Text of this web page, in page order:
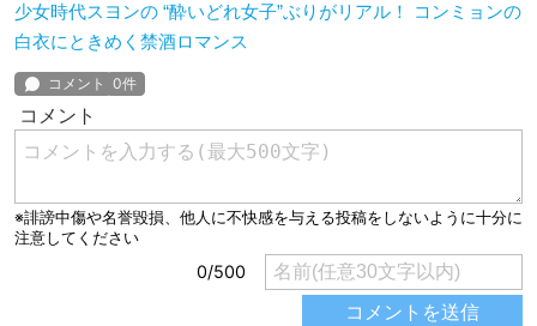
少女時代スヨンの “酔いどれ女子”ぶりがリアル！ コンミョンの
白衣にときめく禁酒ロマンス